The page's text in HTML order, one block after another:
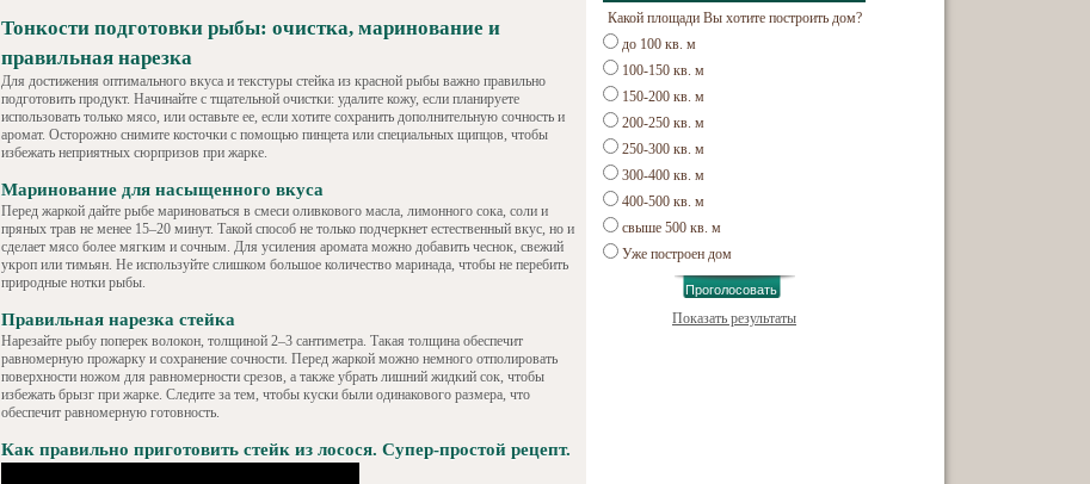
Какой площади Вы хотите построить дом?
до 100 кв. м
100-150 кв. м
150-200 кв. м
200-250 кв. м
250-300 кв. м
300-400 кв. м
400-500 кв. м
свыше 500 кв. м
Уже построен дом
Показать результаты
Тонкости подготовки рыбы: очистка, маринование и
правильная нарезка
Для достижения оптимального вкуса и текстуры стейка из красной рыбы важно правильно
подготовить продукт. Начинайте с тщательной очистки: удалите кожу, если планируете
использовать только мясо, или оставьте ее, если хотите сохранить дополнительную сочность и
аромат. Осторожно снимите косточки с помощью пинцета или специальных щипцов, чтобы
избежать неприятных сюрпризов при жарке.
Маринование для насыщенного вкуса
Перед жаркой дайте рыбе мариноваться в смеси оливкового масла, лимонного сока, соли и
пряных трав не менее 15–20 минут. Такой способ не только подчеркнет естественный вкус, но и
сделает мясо более мягким и сочным. Для усиления аромата можно добавить чеснок, свежий
укроп или тимьян. Не используйте слишком большое количество маринада, чтобы не перебить
природные нотки рыбы.
Правильная нарезка стейка
Нарезайте рыбу поперек волокон, толщиной 2–3 сантиметра. Такая толщина обеспечит
равномерную прожарку и сохранение сочности. Перед жаркой можно немного отполировать
поверхности ножом для равномерности срезов, а также убрать лишний жидкий сок, чтобы
избежать брызг при жарке. Следите за тем, чтобы куски были одинакового размера, что
обеспечит равномерную готовность.
Как правильно приготовить стейк из лосося. Супер-простой рецепт.